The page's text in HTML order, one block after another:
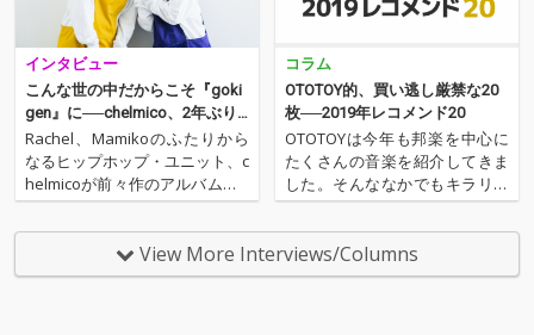
インタビュー
こんな世の中だからこそ『goki
gen』に──chelmico、2年ぶり
のフル・アルバム
Rachel、Mamikoのふたりから
なるヒップホップ・ユニット、c
helmicoが前々作のアルバム『Fi
shing』ぶりにOTOTOYに登場で
す! コロナ禍でもサード・アルバ
ム『maze』、デジタルEP『CO
ZY』とユニットとして精力的に
コラム
OTOTOY的、買い逃し厳禁な20
枚──2019年レコメンド20
OTOTOYは今年も邦楽を中心に
たくさんの音楽を紹介してきま
した。そんななかでもキラリと
光ったアルバムたちを、邦楽、
とくに2020年代をおもしろくし
てくれそうなフレッシュなアー
ティストのなかから20枚をレコ
View More Interviews/Columns